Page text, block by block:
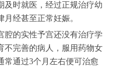
及时就医，经过正规治疗幼
经甚至正常妊娠。
的实性予宫还没有治疗学
不完善的病人，服用药物女
常通过3个月左右便可治愈